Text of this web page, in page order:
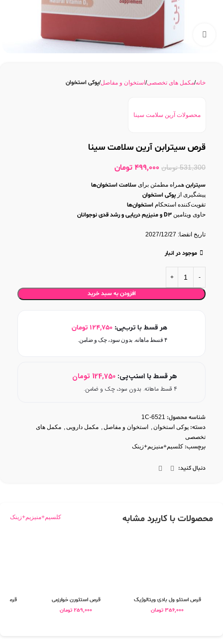
خانه مکمل های تخصصی استخوان و مفاصل پوکی استخوان
محصولات آرین سلامت سینا
قرص سیترابن آرین سلامت سینا
531,300 تومان 499,000 تومان
سیترابن همراه مطمئن برای سلامت استخوان‌ها
پیشگیری از پوکی استخوان
تقویت‌کننده استحکام استخوان‌ها
حاوی ویتامین D3 و منیزیم دریایی و رشد قدی نوجوانان
تاریخ انقضا: 2027/12/27
موجود در انبار
افزودن به سبد خرید
هر قسط با ترب‌پی: 124,750 تومان
۴ قسط ماهانه. بدون سود، چک و ضامن.
هر قسط با اسنپ‌پی: 124,750 تومان
۴ قسط ماهانه. بدون سود، چک و ضامن.
شناسه محصول: 1C-6521
دسته: پوکی استخوان, استخوان و مفاصل, مکمل دارویی, مکمل های
تخصصی
برچسب: کلسیم+منیزیم+زینک
دنبال کنید:
محصولات با کاربرد مشابه کلسیم+منیزیم+زینک
قرص استئو ول بادی ویتالوژیک
356,000 تومان
قرص استئورن خوارزمی
259,000 تومان
قرص